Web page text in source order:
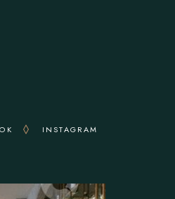
INSTAGRAM